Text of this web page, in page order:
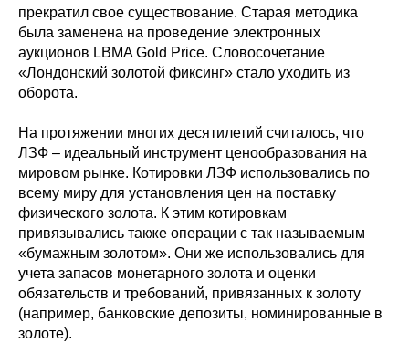
прекратил свое существование. Старая методика
была заменена на проведение электронных
аукционов LBMA Gold Price. Словосочетание
«Лондонский золотой фиксинг» стало уходить из
оборота.
На протяжении многих десятилетий считалось, что
ЛЗФ – идеальный инструмент ценообразования на
мировом рынке. Котировки ЛЗФ использовались по
всему миру для установления цен на поставку
физического золота. К этим котировкам
привязывались также операции с так называемым
«бумажным золотом». Они же использовались для
учета запасов монетарного золота и оценки
обязательств и требований, привязанных к золоту
(например, банковские депозиты, номинированные в
золоте).